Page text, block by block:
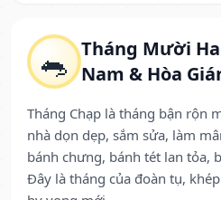
🐀 Tháng Mười
Nam & Hòa
Tháng Chạp là tháng bận rộn
nhà dọn dẹp, sắm sửa, làm
bánh chưng, bánh tét lan tỏa,
Đây là tháng của đoàn tụ,